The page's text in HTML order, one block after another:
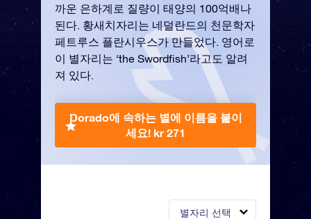
별자리 선택
까운 은하계로 질량이 태양의 100억배나
된다. 황새치자리는 네덜란드의 천문학자
페트루스 플란시우스가 만들었다. 영어로
이 별자리는 ‘the Swordfish’라고도 알려
져 있다.
Dorado에 속하는 별에 이름을 붙이
세요! kr 271